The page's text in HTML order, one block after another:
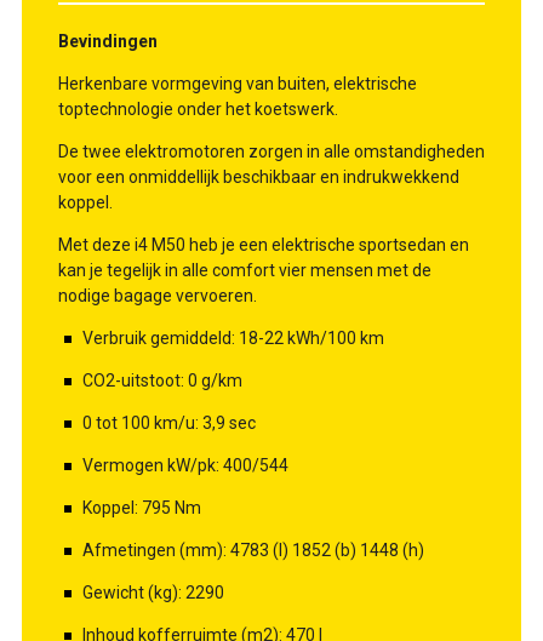
Bevindingen
Herkenbare vormgeving van buiten, elektrische
toptechnologie onder het koetswerk.
De twee elektromotoren zorgen in alle omstandigheden
voor een onmiddellijk beschikbaar en indrukwekkend
koppel.
Met deze i4 M50 heb je een elektrische sportsedan en
kan je tegelijk in alle comfort vier mensen met de
nodige bagage vervoeren.
Verbruik gemiddeld: 18-22 kWh/100 km
CO2-uitstoot: 0 g/km
0 tot 100 km/u: 3,9 sec
Vermogen kW/pk: 400/544
Koppel: 795 Nm
Afmetingen (mm): 4783 (l) 1852 (b) 1448 (h)
Gewicht (kg): 2290
Inhoud kofferruimte (m2): 470 l